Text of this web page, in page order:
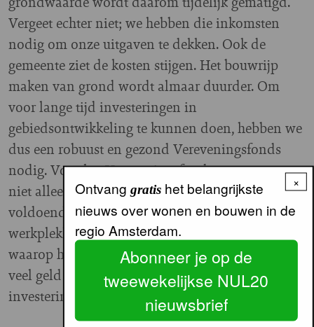
Vergeet echter niet; we hebben die inkomsten
nodig om onze uitgaven te dekken. Ook de
gemeente ziet de kosten stijgen. Het bouwrijp
maken van grond wordt almaar duurder. Om
voor lange tijd investeringen in
gebiedsontwikkeling te kunnen doen, hebben we
dus een robuust en gezond Vereveningsfonds
nodig. Voor het Vereveningsfonds moeten we
niet alleen focussen op woningbouw, maar ook
voldoende ruimte bieden voor nieuwe
werkplekken. De bouw van kantoren is de kurk
waarop het fonds drijft. Dat levert ons ontzettend
veel geld op. Daarmee kunnen we extra
investeringen doen in Zuidoost en Nieuw-West.”
×
Ontvang gratishet belangrijkste
nieuws over wonen en bouwen in de
regio Amsterdam.
Abonneer je op de
tweewekelijkse NUL20
nieuwsbrief